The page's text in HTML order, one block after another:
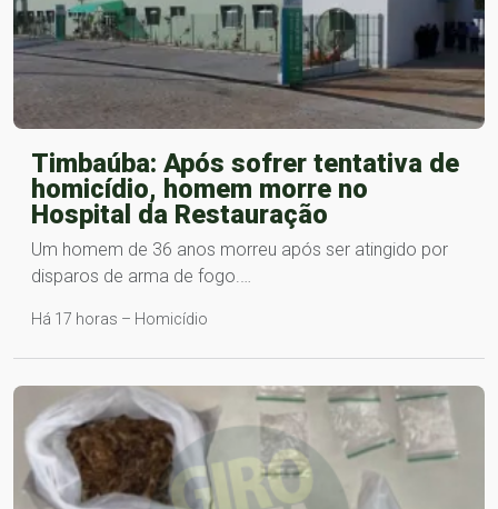
Timbaúba: Após sofrer tentativa de
homicídio, homem morre no
Hospital da Restauração
Um homem de 36 anos morreu após ser atingido por
disparos de arma de fogo.…
Há 17 horas – Homicídio